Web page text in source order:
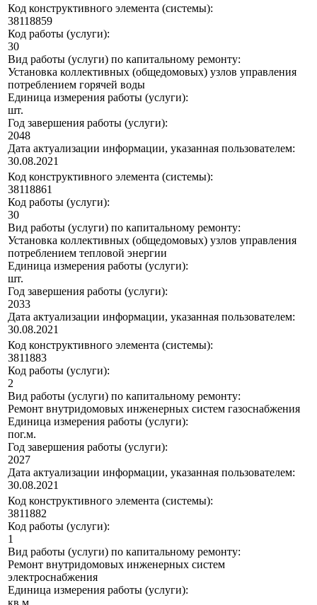
Код конструктивного элемента (системы):
38118859
Код работы (услуги):
30
Вид работы (услуги) по капитальному ремонту:
Установка коллективных (общедомовых) узлов управления
потреблением горячей воды
Единица измерения работы (услуги):
шт.
Год завершения работы (услуги):
2048
Дата актуализации информации, указанная пользователем:
30.08.2021
Код конструктивного элемента (системы):
38118861
Код работы (услуги):
30
Вид работы (услуги) по капитальному ремонту:
Установка коллективных (общедомовых) узлов управления
потреблением тепловой энергии
Единица измерения работы (услуги):
шт.
Год завершения работы (услуги):
2033
Дата актуализации информации, указанная пользователем:
30.08.2021
Код конструктивного элемента (системы):
3811883
Код работы (услуги):
2
Вид работы (услуги) по капитальному ремонту:
Ремонт внутридомовых инженерных систем газоснабжения
Единица измерения работы (услуги):
пог.м.
Год завершения работы (услуги):
2027
Дата актуализации информации, указанная пользователем:
30.08.2021
Код конструктивного элемента (системы):
3811882
Код работы (услуги):
1
Вид работы (услуги) по капитальному ремонту:
Ремонт внутридомовых инженерных систем
электроснабжения
Единица измерения работы (услуги):